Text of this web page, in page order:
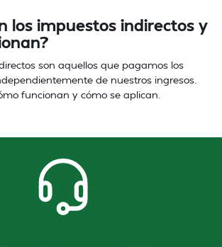
los impuestos indirectos y
son aquellos que pagamos los
de nuestros ingresos.
funcionan y cómo se aplican.